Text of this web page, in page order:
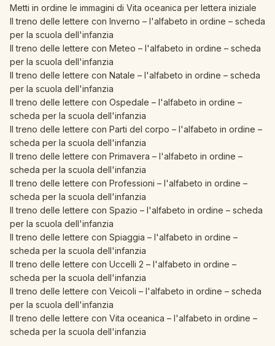
Metti in ordine le immagini di Vita oceanica per lettera iniziale
Il treno delle lettere con Inverno – l'alfabeto in ordine – scheda
per la scuola dell'infanzia
Il treno delle lettere con Meteo – l'alfabeto in ordine – scheda
per la scuola dell'infanzia
Il treno delle lettere con Natale – l'alfabeto in ordine – scheda
per la scuola dell'infanzia
Il treno delle lettere con Ospedale – l'alfabeto in ordine –
scheda per la scuola dell'infanzia
Il treno delle lettere con Parti del corpo – l'alfabeto in ordine –
scheda per la scuola dell'infanzia
Il treno delle lettere con Primavera – l'alfabeto in ordine –
scheda per la scuola dell'infanzia
Il treno delle lettere con Professioni – l'alfabeto in ordine –
scheda per la scuola dell'infanzia
Il treno delle lettere con Spazio – l'alfabeto in ordine – scheda
per la scuola dell'infanzia
Il treno delle lettere con Spiaggia – l'alfabeto in ordine –
scheda per la scuola dell'infanzia
Il treno delle lettere con Uccelli 2 – l'alfabeto in ordine –
scheda per la scuola dell'infanzia
Il treno delle lettere con Veicoli – l'alfabeto in ordine – scheda
per la scuola dell'infanzia
Il treno delle lettere con Vita oceanica – l'alfabeto in ordine –
scheda per la scuola dell'infanzia